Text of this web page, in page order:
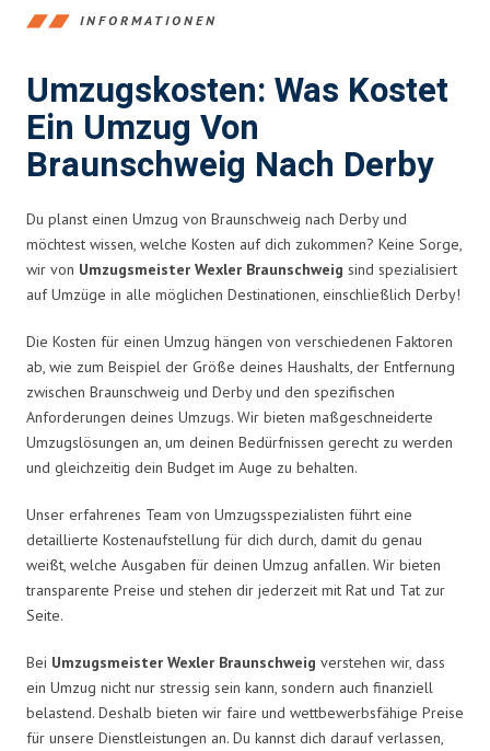
INFORMATIONEN
Umzugskosten: Was Kostet
Ein Umzug Von
Braunschweig Nach Derby
Du planst einen Umzug von Braunschweig nach Derby und
möchtest wissen, welche Kosten auf dich zukommen? Keine Sorge,
wir von Umzugsmeister Wexler Braunschweig sind spezialisiert
auf Umzüge in alle möglichen Destinationen, einschließlich Derby!
Die Kosten für einen Umzug hängen von verschiedenen Faktoren
ab, wie zum Beispiel der Größe deines Haushalts, der Entfernung
zwischen Braunschweig und Derby und den spezifischen
Anforderungen deines Umzugs. Wir bieten maßgeschneiderte
Umzugslösungen an, um deinen Bedürfnissen gerecht zu werden
und gleichzeitig dein Budget im Auge zu behalten.
Unser erfahrenes Team von Umzugsspezialisten führt eine
detaillierte Kostenaufstellung für dich durch, damit du genau
weißt, welche Ausgaben für deinen Umzug anfallen. Wir bieten
transparente Preise und stehen dir jederzeit mit Rat und Tat zur
Seite.
Bei Umzugsmeister Wexler Braunschweig verstehen wir, dass
ein Umzug nicht nur stressig sein kann, sondern auch finanziell
belastend. Deshalb bieten wir faire und wettbewerbsfähige Preise
für unsere Dienstleistungen an. Du kannst dich darauf verlassen,